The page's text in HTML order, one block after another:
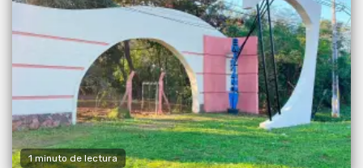
1 minuto de lectura